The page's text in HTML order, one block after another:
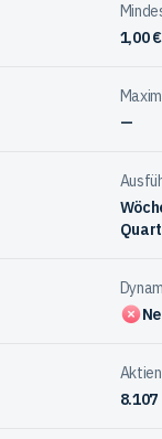
1,00 €
—
8.107